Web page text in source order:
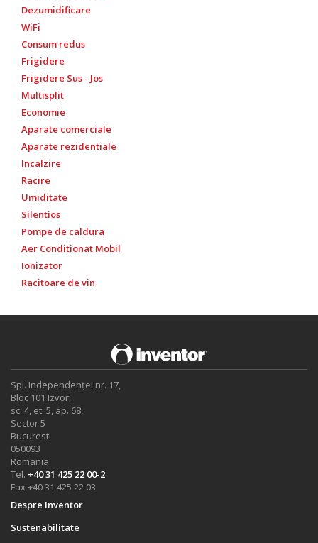
Dezumidificare
WiFi
Consum redus
Frigidere
Frigidere Sus - Jos
Multisplit
Economie
Aparate comerciale
Aparate rezidentiale
Incalzire
Racire
Umiditate
Silentios
Pompe de caldura
Aer Conditionat Mobil
Ionizator
Racitoare de vin
Spl. Independenței nr. 17,
Bloc 101 Izvor,
sc. 4, et. 5, ap. 68,
Sector 5
Bucuresti
050093
Romania
Tel. +40 31 425 22 00-2
Fax +40 31 425 22 03
Despre Inventor
Sustenabilitate